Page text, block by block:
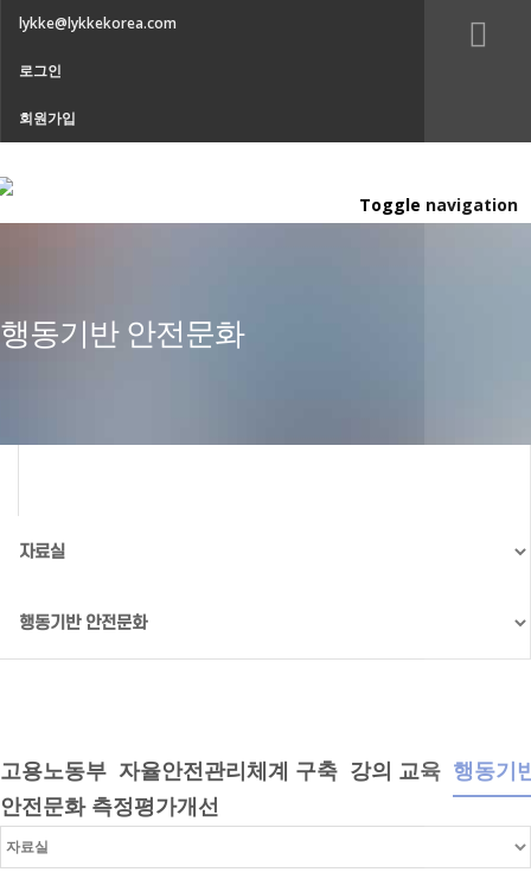
lykke@lykkekorea.com
로그인
회원가입
Toggle navigation
행동기반 안전문화
고용노동부 자율안전관리체계 구축 강의 교육 행동기
안전문화 측정평가개선